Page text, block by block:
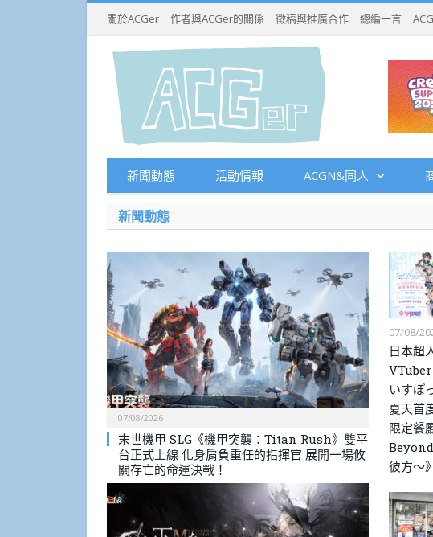
關於ACGer 作者與ACGer的關係 徵稿與推廣合作 總編一言
新聞動態 活動情報 ACGN&同人
新聞動態
07/08/2026
末世機甲 SLG《機甲突襲：Titan Rush》雙平
台正式上線 化身肩負重任的指揮官 展開一場攸
關存亡的命運決戰！
07/08/
日本超
VTuber
いすぽ
夏天首
限定餐
彼方～》